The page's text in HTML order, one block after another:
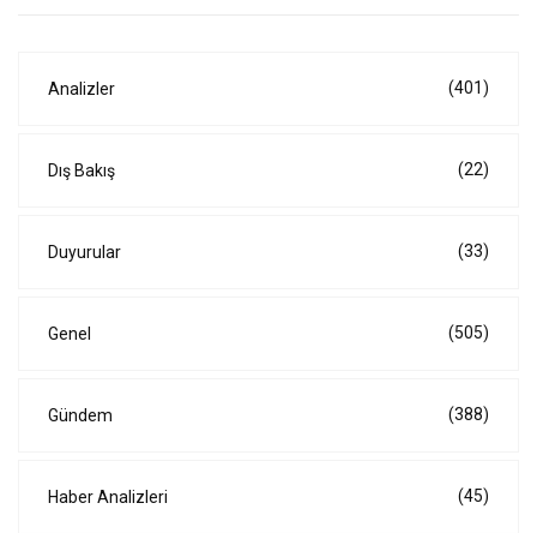
Analizler (401)
Dış Bakış (22)
Duyurular (33)
Genel (505)
Gündem (388)
Haber Analizleri (45)